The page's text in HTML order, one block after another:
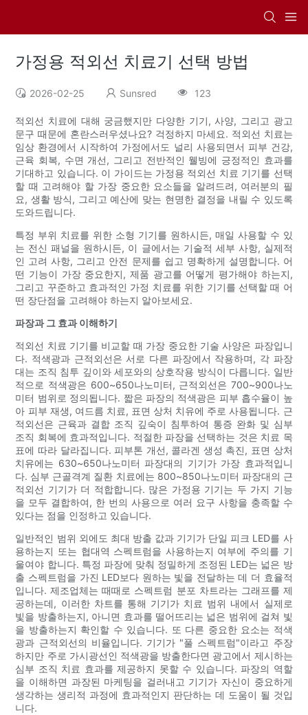
가정용 적외선 치료기 선택 방법
2026-02-25 Sunsred 123
적외선 치료에 대해 궁금했지만 다양한 기기, 사양, 그리고 광고
문구 때문에 혼란스러우셨나요? 걱정하지 마세요. 적외선 치료는
임상 환경에서 시작하여 가정에서도 널리 사용되면서 피부 건강,
근육 회복, 수면 개선, 그리고 전반적인 웰빙에 긍정적인 효과를
기대하고 있습니다. 이 가이드는 가정용 적외선 치료 기기를 선택
할 때 고려해야 할 가장 중요한 요소들을 알려드려, 여러분의 필
요, 생활 방식, 그리고 예산에 맞는 현명한 결정을 내릴 수 있도록
도와드립니다.
특정 부위 치료를 위한 소형 기기를 원하시든, 매일 사용할 수 있
는 전신 패널을 원하시든, 이 글에서는 기술적 세부 사항, 실제적
인 고려 사항, 그리고 안전 문제를 쉽고 명확하게 설명합니다. 어
떤 기능이 가장 중요한지, 제품 광고를 어떻게 평가해야 하는지,
그리고 꾸준하고 효과적인 가정 치료를 위한 기기를 선택할 때 어
떤 장단점을 고려해야 하는지 알아보세요.
파장과 그 효과 이해하기
적외선 치료 기기를 비교할 때 가장 중요한 기술 사양은 파장입니
다. 적색광과 근적외선은 서로 다른 파장에서 작용하며, 각 파장
대는 조직 침투 깊이와 세포와의 상호작용 방식이 다릅니다. 일반
적으로 적색광은 600~650나노미터, 근적외선은 700~900나노
미터 범위로 정의됩니다. 짧은 파장의 적색광은 피부 흡수율이 높
아 피부 재생, 여드름 치료, 표면 상처 치유에 주로 사용됩니다. 근
적외선은 근육과 결합 조직 깊숙이 침투하여 통증 완화 및 심부
조직 회복에 효과적입니다. 적절한 파장을 선택하는 것은 치료 목
표에 따라 달라집니다. 피부톤 개선, 콜라겐 생성 촉진, 표면 상처
치유에는 630~650나노미터 파장대의 기기가 가장 효과적입니
다. 심부 근골격계 질환 치료에는 800~850나노미터 파장대의 근
적외선 기기가 더 적합합니다. 많은 가정용 기기는 두 가지 기능
을 모두 결합하여, 한 번의 사용으로 여러 요구 사항을 충족할 수
있다는 점을 인정하고 있습니다.
일반적인 범위 외에도 최대 방출 값과 기기가 단일 피크 LED를 사
용하는지 또는 협대역 스펙트럼을 사용하는지 여부에 주의를 기
울여야 합니다. 특정 파장에 맞춰 정밀하게 조정된 LED는 넓은 방
출 스펙트럼을 가진 LED보다 원하는 빛을 전달하는 데 더 효율적
입니다. 제조업체는 때때로 스펙트럼 분포 차트라는 그래프를 제
공하는데, 이러한 차트를 통해 기기가 치료 범위 내에서 실제로
빛을 방출하는지, 아니면 효과를 떨어뜨리는 넓은 범위에 걸쳐 빛
을 방출하는지 확인할 수 있습니다. 또 다른 중요한 요소는 적색
광과 근적외선의 비율입니다. 기기가 "풀 스펙트럼"이라고 주장
하지만 주로 가시광선인 적색광을 방출한다면 광고에서 제시하는
심부 조직 치료 효과를 제공하지 못할 수 있습니다. 파장의 역할
을 이해하면 과장된 마케팅을 걸러내고 기기가 자신이 중요하게
생각하는 생리적 과정에 효과적인지 판단하는 데 도움이 될 것입
니다.